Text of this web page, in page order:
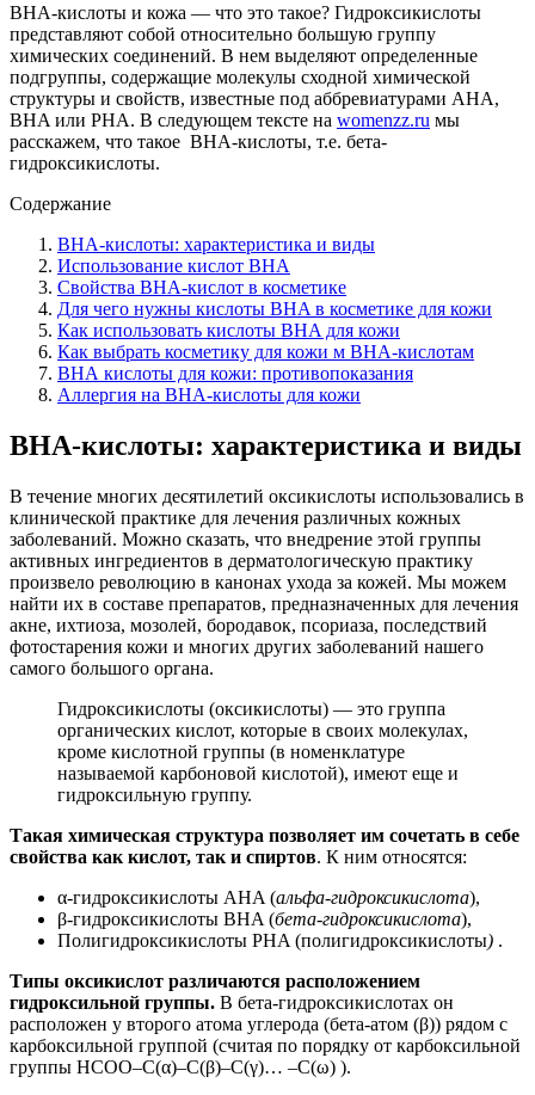
BHA-кислоты и кожа — что это такое? Гидроксикислоты
представляют собой относительно большую группу
химических соединений. В нем выделяют определенные
подгруппы, содержащие молекулы сходной химической
структуры и свойств, известные под аббревиатурами AHA,
BHA или PHA. В следующем тексте на womenzz.ru мы
расскажем, что такое BHA-кислоты, т.е. бета-
гидроксикислоты.
Содержание
ВНА-кислоты: характеристика и виды
Использование кислот BHA
Свойства BHA-кислот в косметике
Для чего нужны кислоты BHA в косметике для кожи
Как использовать кислоты BHA для кожи
Как выбрать косметику для кожи м BHA-кислотам
ВНА кислоты для кожи: противопоказания
Аллергия на BHA-кислоты для кожи
ВНА-кислоты: характеристика и виды
В течение многих десятилетий оксикислоты использовались в
клинической практике для лечения различных кожных
заболеваний. Можно сказать, что внедрение этой группы
активных ингредиентов в дерматологическую практику
произвело революцию в канонах ухода за кожей. Мы можем
найти их в составе препаратов, предназначенных для лечения
акне, ихтиоза, мозолей, бородавок, псориаза, последствий
фотостарения кожи и многих других заболеваний нашего
самого большого органа.
Гидроксикислоты (оксикислоты) — это группа
органических кислот, которые в своих молекулах,
кроме кислотной группы (в номенклатуре
называемой карбоновой кислотой), имеют еще и
гидроксильную группу.
Такая химическая структура позволяет им сочетать в себе
свойства как кислот, так и спиртов. К ним относятся:
α-гидроксикислоты AHA (альфа-гидроксикислота),
β-гидроксикислоты BHA (бета-гидроксикислота),
Полигидроксикислоты PHA (полигидроксикислоты) .
Типы оксикислот различаются расположением
гидроксильной группы. В бета-гидроксикислотах он
расположен у второго атома углерода (бета-атом (β)) рядом с
карбоксильной группой (считая по порядку от карбоксильной
группы HCOO–C(α)–C(β)–C(γ)… –С(ω) ).